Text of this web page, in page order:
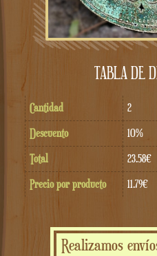
TABLA DE
Cantidad 2
Descuento
10%
Total
23.58€
Precio por producto
11.79€
Realizamos